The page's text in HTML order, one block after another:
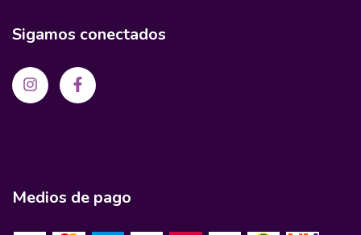
Sigamos conectados
Medios de pago